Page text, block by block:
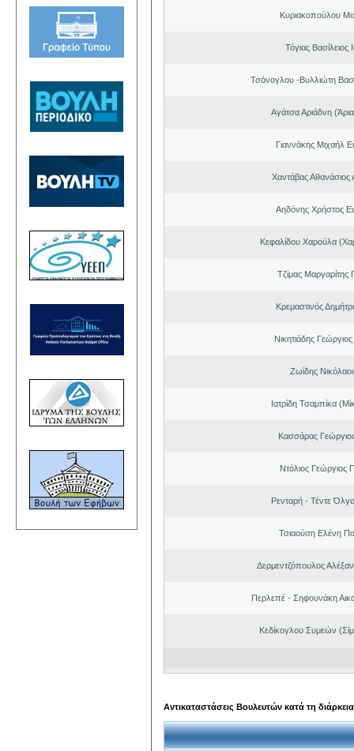
Κυριακοπούλου
Τόγιας Βασίλειος
Τσόνογλου -Βυλλιώτη
Αγάτσα Αριάδνη
Γιαννάκης Μιχαήλ
Χαντάβας Αθανάσιος
Αηδόνης Χρήστος
Κεφαλίδου Χαρούλα
Τζίμας Μαργαρίτης
Κρεμαστινός
Νικητιάδης
Ζωίδης
Ιατρίδη Τσαμπίκα
Κασσάρας
Ντόλιος Γεώργιος
Ρενταρή - Τέντε
Τσιαούση Ελένη
Δερμεντζόπουλος
Περλεπέ - Σηφουνάκη
Κεδίκογλου Συμεών
Αντικαταστάσεις Βουλευτών κατά τη